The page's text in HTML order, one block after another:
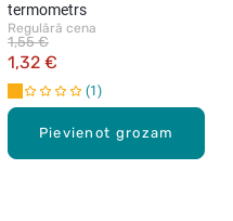
Pievienot grozam
termometrs
Regulārā cena
1,32 €
1,55 €
1